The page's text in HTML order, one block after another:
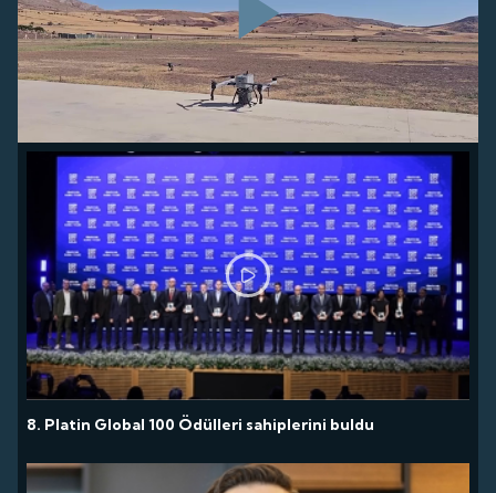
Play
Video
8. Platin Global 100 Ödülleri sahiplerini buldu